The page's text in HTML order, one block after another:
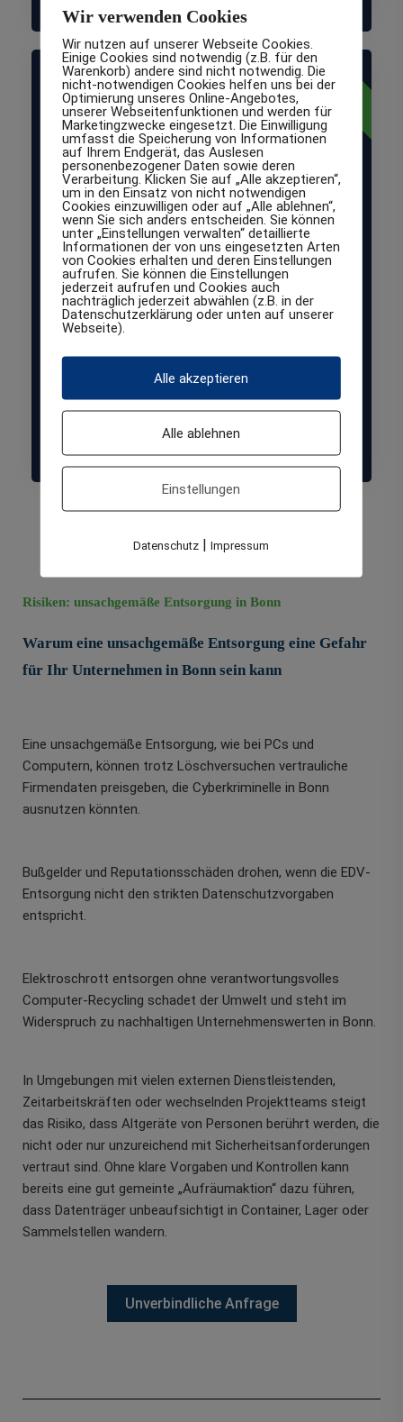
normal
Schutzklasse
1
Normaler Schutzbedarf
Für interne Daten, deren Offenlegung nur
geringe Auswirkungen hat. Beispiele: interne
Memos, Entwürfe, allgemeine Informationen
ohne Personenbezug.
Zielgruppe: Kleinunternehmen, interne
Verwaltung, Einzelhandel, Handwerksbetriebe,
Dienstleister, die keine personenbezogenen Daten
speichern oder nur in sehr geringem Umfang mit
sensiblen Informationen arbeiten und daher nur
Risiken: unsachgemäße Entsorgung in Bonn
Warum eine unsachgemäße Entsorgung eine Gefahr
für Ihr Unternehmen in Bonn sein kann
Eine unsachgemäße Entsorgung, wie bei PCs und
Computern, können trotz Löschversuchen vertrauliche
Firmendaten preisgeben, die Cyberkriminelle in Bonn
ausnutzen könnten.
Bußgelder und Reputationsschäden drohen, wenn die EDV-
Entsorgung nicht den strikten Datenschutzvorgaben
entspricht.
Elektroschrott entsorgen ohne verantwortungsvolles
Computer-Recycling schadet der Umwelt und steht im
Widerspruch zu nachhaltigen Unternehmenswerten in Bonn.
In Umgebungen mit vielen externen Dienstleistenden,
Zeitarbeitskräften oder wechselnden Projektteams steigt
das Risiko, dass Altgeräte von Personen berührt werden, die
nicht oder nur unzureichend mit Sicherheitsanforderungen
vertraut sind. Ohne klare Vorgaben und Kontrollen kann
bereits eine gut gemeinte „Aufräumaktion“ dazu führen,
dass Datenträger unbeaufsichtigt in Container, Lager oder
Sammelstellen wandern.
Unverbindliche Anfrage
Wir verwenden Cookies
Wir nutzen auf unserer Webseite Cookies.
Einige Cookies sind notwendig (z.B. für den
Warenkorb) andere sind nicht notwendig. Die
nicht-notwendigen Cookies helfen uns bei der
Optimierung unseres Online-Angebotes,
unserer Webseitenfunktionen und werden für
Marketingzwecke eingesetzt. Die Einwilligung
umfasst die Speicherung von Informationen
auf Ihrem Endgerät, das Auslesen
personenbezogener Daten sowie deren
Verarbeitung. Klicken Sie auf „Alle akzeptieren“,
um in den Einsatz von nicht notwendigen
Cookies einzuwilligen oder auf „Alle ablehnen“,
wenn Sie sich anders entscheiden. Sie können
unter „Einstellungen verwalten“ detaillierte
Informationen der von uns eingesetzten Arten
von Cookies erhalten und deren Einstellungen
aufrufen. Sie können die Einstellungen
jederzeit aufrufen und Cookies auch
nachträglich jederzeit abwählen (z.B. in der
Datenschutzerklärung oder unten auf unserer
Webseite).
Alle akzeptieren
Alle ablehnen
Einstellungen
Datenschutz |Impressum